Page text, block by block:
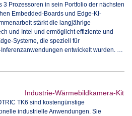
3 Prozessoren in sein Portfolio der nächsten
Embedded-Boards und Edge-KI-
stärkt die langjährige
und Intel und ermöglicht effiziente und
Systeme, die speziell für
entwickelt wurden. …
Industrie-Wärmebildkamera-Kit
TK6 sind kostengünstige
industrielle Anwendungen. Sie